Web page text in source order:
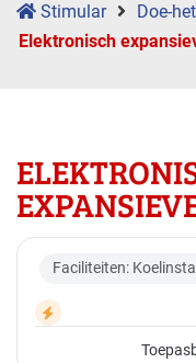
Stimular Doe-
Elektronisch
Faciliteiten: